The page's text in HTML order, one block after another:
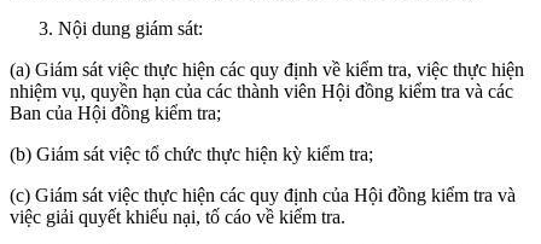
Nội dung giám sát:
(a) Giám sát việc thực hiện các quy định về kiểm tra, việc thực hiện
nhiệm vụ, quyền hạn của các thành viên Hội đồng kiểm tra và các
Ban của Hội đồng kiểm tra;
(b) Giám sát việc tổ chức thực hiện kỳ kiểm tra;
(c) Giám sát việc thực hiện các quy định của Hội đồng kiểm tra và
việc giải quyết khiếu nại, tố cáo về kiểm tra.